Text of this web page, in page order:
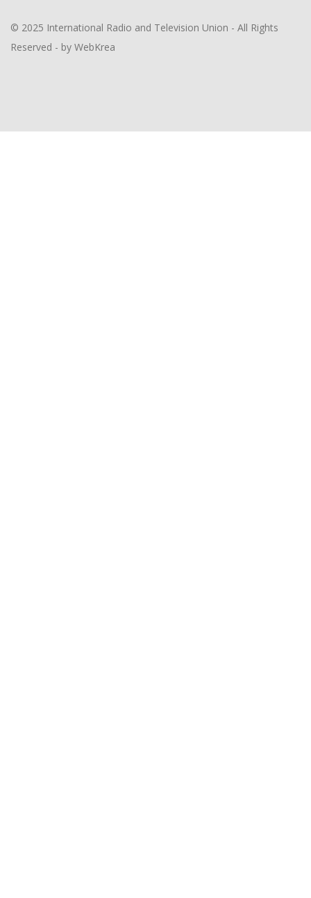
© 2025 International Radio and Television Union - All Rights
Reserved - by WebKrea